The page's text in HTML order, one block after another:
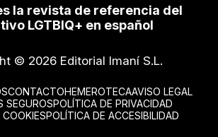
la revista de referencia del
LGTBIQ+ en español
© 2026 Editorial Imaní S.L.
CONTACTOHEMEROTECAAVISO LEGAL
SEGUROSPOLÍTICA DE PRIVACIDAD
POLÍTICA DE ACCESIBILIDAD